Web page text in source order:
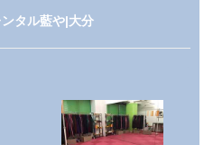
タル藍や|大分